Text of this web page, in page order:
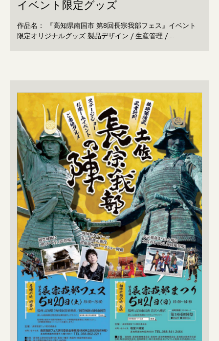
イベント限定グッズ
作品名： 『高知県南国市 第8回長宗我部フェス』イベント
限定オリジナルグッズ 製品デザイン / 生産管理 / …